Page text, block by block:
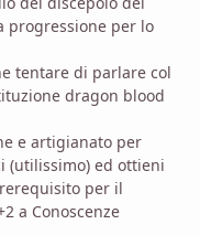
progressione per lo
tentare di parlare col
dragon blood
e artigianato per
(utilissimo) ed ottieni
per il
a Conoscenze